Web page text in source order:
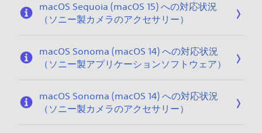
macOS Sequoia (macOS 15) への対応状況
（ソニー製カメラのアクセサリー）
macOS Sonoma (macOS 14) への対応状況
（ソニー製アプリケーションソフトウェア）
macOS Sonoma (macOS 14) への対応状況
（ソニー製カメラのアクセサリー）